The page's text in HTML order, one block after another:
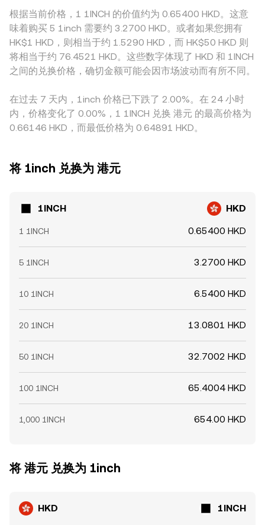
根据当前价格，1 1INCH 的价值约为 0.65400 HKD。这意
味着购买 5 1inch 需要约 3.2700 HKD。或者如果您拥有
HK$1 HKD，则相当于约 1.5290 HKD，而 HK$50 HKD 则
将相当于约 76.4521 HKD。这些数字体现了 HKD 和 1INCH
之间的兑换价格，确切金额可能会因市场波动而有所不同。
在过去 7 天内，1inch 价格已下跌了 2.00%。在 24 小时
内，价格变化了 0.00%，1 1INCH 兑换 港元 的最高价格为
0.66146 HKD，而最低价格为 0.64891 HKD。
将 1inch 兑换为 港元
1INCH HKD
1 1INCH 0.65400 HKD
5 1INCH 3.2700 HKD
10 1INCH 6.5400 HKD
20 1INCH 13.0801 HKD
50 1INCH 32.7002 HKD
100 1INCH 65.4004 HKD
1,000 1INCH 654.00 HKD
将 港元 兑换为 1inch
HKD 1INCH